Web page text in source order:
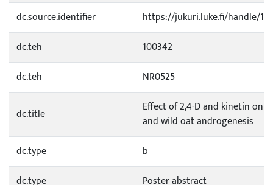
dc.source.identifier
https://jukuri.luke.fi/handle/
dc.teh
100342
dc.teh
NR0525
dc.title
Effect of 2,4-D and kinetin on
and wild oat androgenesis
dc.type
b
dc.type
Poster abstract